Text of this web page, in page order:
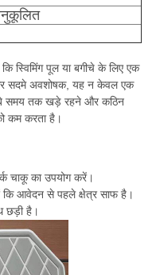
स्विमिंग पूल या बगीचे के लिए एक
सदमे अवशोषक, यह न केवल एक
समय तक खड़े रहने और कठिन
कम करता है।
चाकू का उपयोग करें।
कि आवेदन से पहले क्षेत्र साफ है।
छड़ी है।